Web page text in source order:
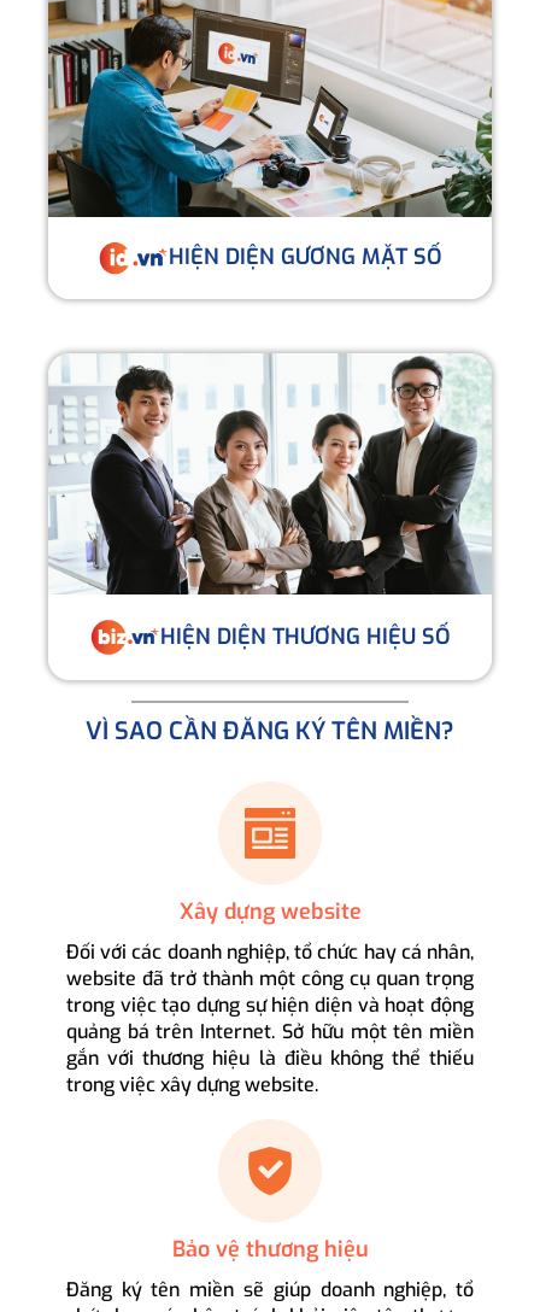
HIỆN DIỆN GƯƠNG MẶT SỐ
HIỆN DIỆN THƯƠNG HIỆU SỐ
VÌ SAO CẦN ĐĂNG KÝ TÊN MIỀN?
Xây dựng website
Đối với các doanh nghiệp, tổ chức hay cá nhân,
website đã trở thành một công cụ quan trọng
trong việc tạo dựng sự hiện diện và hoạt động
quảng bá trên Internet. Sở hữu một tên miền
gắn với thương hiệu là điều không thể thiếu
trong việc xây dựng website.
Bảo vệ thương hiệu
Đăng ký tên miền sẽ giúp doanh nghiệp, tổ